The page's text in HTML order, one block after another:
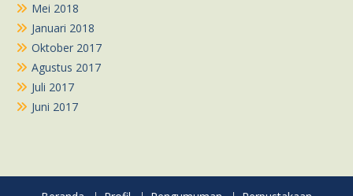
Mei 2018
Januari 2018
Oktober 2017
Agustus 2017
Juli 2017
Juni 2017